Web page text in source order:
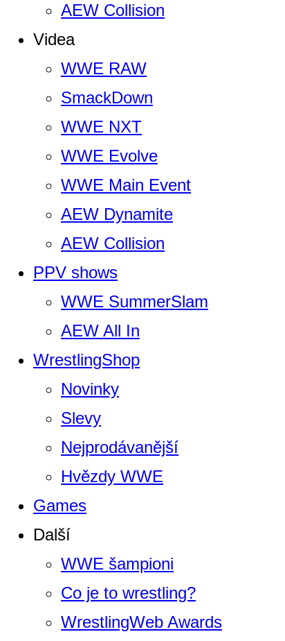
AEW Collision
Videa
WWE RAW
SmackDown
WWE NXT
WWE Evolve
WWE Main Event
AEW Dynamite
AEW Collision
PPV shows
WWE SummerSlam
AEW All In
WrestlingShop
Novinky
Slevy
Nejprodávanější
Hvězdy WWE
Games
Další
WWE šampioni
Co je to wrestling?
WrestlingWeb Awards